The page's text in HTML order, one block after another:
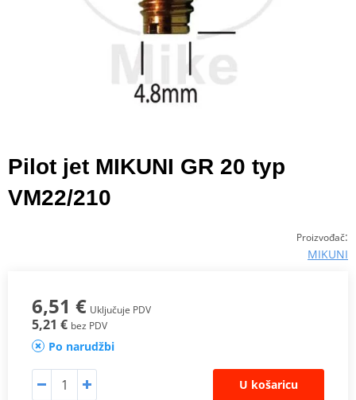
Pilot jet MIKUNI GR 20 typ
VM22/210
Proizvođač:
MIKUNI
6,51 € Uključuje PDV
5,21 € bez PDV
Po narudžbi
U košaricu